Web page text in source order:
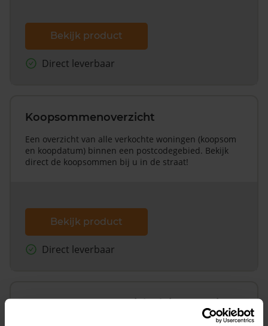
Bekijk product
Direct leverbaar
Koopsommenoverzicht
Een overzicht van alle verkochte woningen (koopsom
en koopdatum) binnen een postcodegebied. Bekijk
direct de koopsommen bij u in de straat!
Bekijk product
Direct leverbaar
Koopsommenoverzicht (1 jaar gratis